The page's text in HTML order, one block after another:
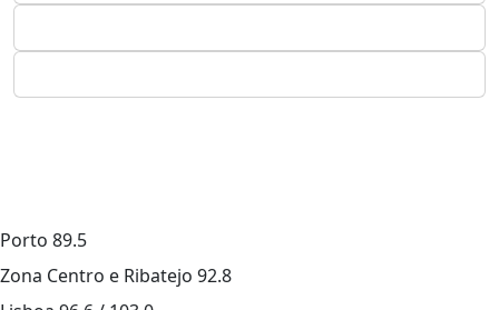
Porto 89.5
Zona Centro e Ribatejo 92.8